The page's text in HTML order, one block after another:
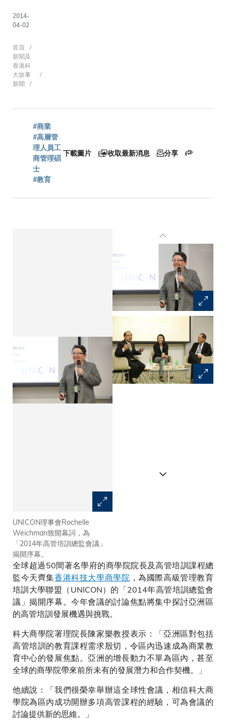
2014-
04-02
導
航
連
結
首頁
新聞及
香港科
大故事
新聞
#商業
#高層管
理人員工
商管理碩
士
#教育
下載圖片 收取最新消息 分享
UNICON理事會Rochelle
Weichman致開幕詞，為
「2014年高管培訓總監會議」
揭開序幕。
全球超過50間著名學府的商學院院長及高管培訓課程總
監今天齊集香港科技大學商學院 ，為國際高級管理教育
培訓大學聯盟（UNICON）的「2014年高管培訓總監會
議」揭開序幕。今年會議的討論焦點將集中探討亞洲區
的高管培訓發展機遇與挑戰。
科大商學院署理院長陳家樂教授表示：「亞洲區對包括
高管培訓的教育課程需求殷切，令區內迅速成為商業教
育中心的發展焦點。亞洲的增長動力不單為區內，甚至
全球的商學院帶來前所未有的發展潛力和合作契機。」
他續說：「我們很榮幸舉辦這全球性會議，相信科大商
學院為區內成功開辦多項高管課程的經驗，可為會議的
討論提供新的思維。」